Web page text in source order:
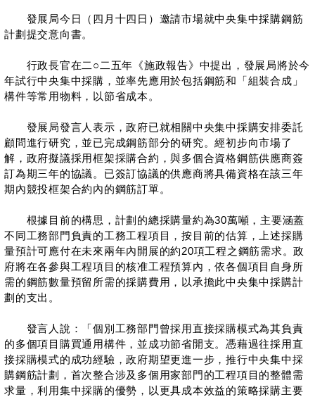
發展局今日（四月十四日）邀請市場就中央集中採購鋼筋
計劃提交意向書。
行政長官在二○二五年《施政報告》中提出，發展局將於今
年試行中央集中採購，並率先應用於包括鋼筋和「組裝合成」
構件等常用物料，以節省成本。
發展局發言人表示，政府已就相關中央集中採購安排委託
顧問進行研究，並已完成鋼筋部分的研究。經初步向市場了
解，政府擬議採用框架採購合約，與多個合資格鋼筋供應商簽
訂為期三年的協議。已簽訂協議的供應商將具備資格在該三年
期內競投框架合約內的鋼筋訂單。
根據目前的構思，計劃的總採購量約為30萬噸，主要涵蓋
不同工務部門負責的工務工程項目，按目前的估算，上述採購
量預計可應付在未來兩年內開展的約20項工程之鋼筋需求。政
府將在各參與工程項目的核准工程預算內，依各個項目自身所
需的鋼筋數量預留所需的採購費用，以承擔此中央集中採購計
劃的支出。
發言人說：「個別工務部門曾採用直接採購模式為其負責
的多個項目購買通用構件，並成功節省開支。憑藉過往採用直
接採購模式的成功經驗，政府期望更進一步，推行中央集中採
購鋼筋計劃，首次整合涉及多個用家部門的工程項目的整體需
求量，利用集中採購的優勢，以更具成本效益的策略採購主要